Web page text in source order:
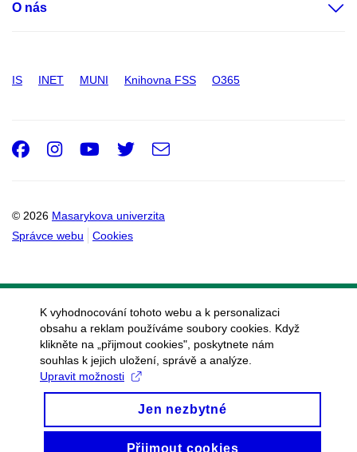
O nás
IS INET MUNI Knihovna FSS O365
© 2026 Masarykova univerzita
Správce webu
Cookies
Facebook
Instagram
Youtube
Twitter
e-
K vyhodnocování tohoto webu a k personalizaci
obsahu a reklam používáme soubory cookies. Když
klikněte na „přijmout cookies", poskytnete nám
souhlas k jejich uložení, správě a analýze.
Upravit možnosti
Jen nezbytné
Přijmout cookies